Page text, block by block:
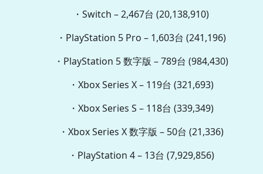
・Switch – 2,467台 (20,138,910)
・PlayStation 5 Pro – 1,603台 (241,196)
・PlayStation 5 数字版 – 789台 (984,430)
・Xbox Series X – 119台 (321,693)
・Xbox Series S – 118台 (339,349)
・Xbox Series X 数字版 – 50台 (21,336)
・PlayStation 4 – 13台 (7,929,856)